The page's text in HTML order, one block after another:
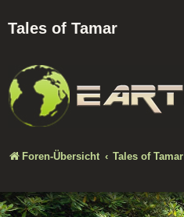
Tales of Tamar
Foren-Übersicht Tales of Tamar